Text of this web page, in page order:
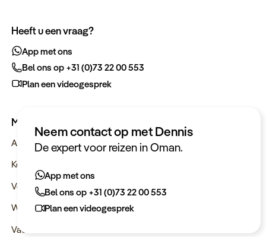
Neem contact op met Dennis
De expert voor reizen in Oman.
App met ons
Bel ons op +31 (0)73 22 00 553
Plan een videogesprek
Heeft u een vraag?
App met ons
Bel ons op +31 (0)73 22 00 553
Plan een videogesprek
Meer informatie
Actueel
Keurmerken
Verantwoord op reis
Webinars
Vacatures